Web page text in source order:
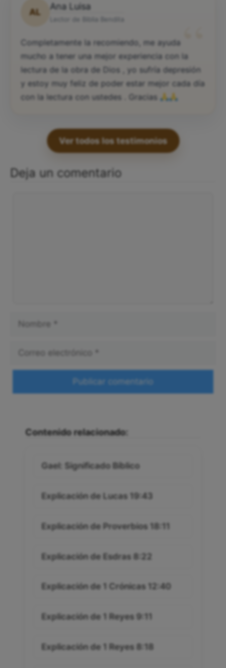
AL
Ana Luisa
“
Completamente la recomiendo, me ayuda
mucho a tener una mejor experiencia con la
lectura de la obra de Dios , yo sufría depresión
y estoy muy feliz de poder estar mejor cada día
con la lectura con ustedes . Gracias
Ver todos los testimonios
Deja un comentario
Contenido relacionado:
Gael: Significado Bíblico
Explicación de Lucas 19:43
Explicación de Proverbios 18:11
Explicación de Esdras 8:22
Explicación de 1 Crónicas 12:40
Explicación de 1 Reyes 9:11
Explicación de 1 Reyes 8:18